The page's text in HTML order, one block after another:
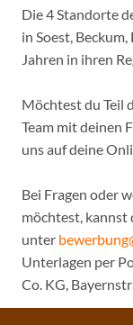
Die 4 Standorte
in Soest,
Jahren in ihren
Möchtest du Teil
Team mit deinen
uns auf deine
Bei Fragen oder
möchtest, kannst
unter
Unterlagen per
Co. KG,